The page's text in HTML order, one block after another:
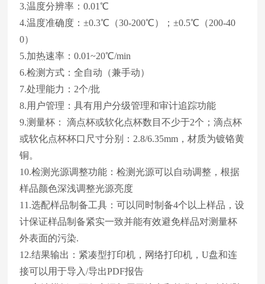
3.温度分辨率：0.01℃
4.温度准确度：±0.3℃（30-200℃）；±0.5℃（200-40
0）
5.加热速率：0.01~20℃/min
6.检测方式：全自动（兼手动）
7.处理能力：2个/批
8.用户管理：具有用户分级管理和审计追踪功能
9.测量杯： 滴点杯或软化点杯数目不少于2个；滴点杯
或软化点杯杯口尺寸分别：2.8/6.35mm，材质为镀铬黄
铜。
10.检测光源调整功能：检测光源可以自动调整，根据
样品颜色深浅调整光源亮度
11.选配样品制备工具：可以同时制备4个以上样品，设
计保证样品制备紧实一致并能有效避免样品对测量杯
外表面的污染.
12.结果输出：紧凑型打印机，网络打印机，U盘和连
接可以用于导入/导出PDF报告